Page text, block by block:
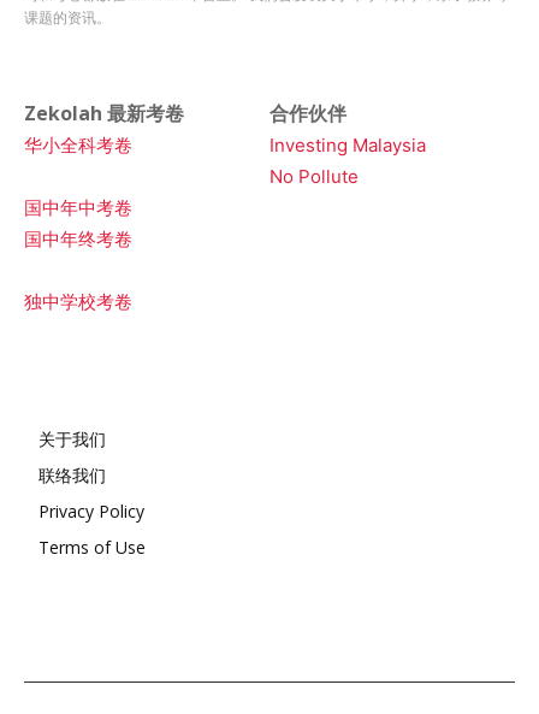
课题的资讯。
Zekolah 最新考卷
华小全科考卷
国中年中考卷
国中年终考卷
独中学校考卷
合作伙伴
Investing Malaysia
No Pollute
关于我们
联络我们
Privacy Policy
Terms of Use